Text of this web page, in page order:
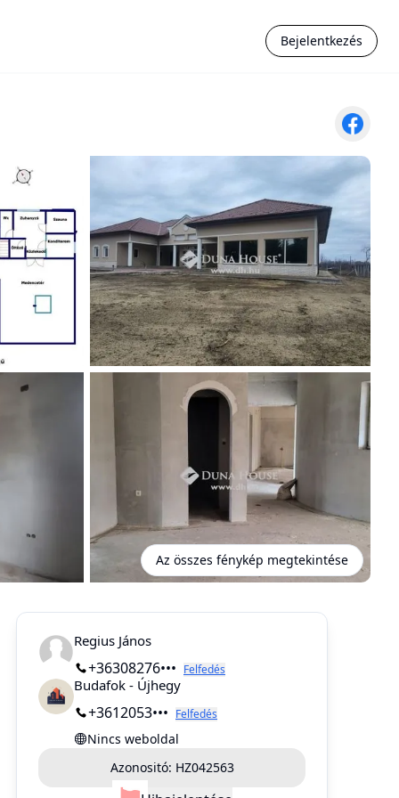
Bejelentkezés
Az összes fénykép megtekintése
Regius János
+36308276••• Felfedés
Budafok - Újhegy
+3612053••• Felfedés
Nincs weboldal
Azonositó: HZ042563